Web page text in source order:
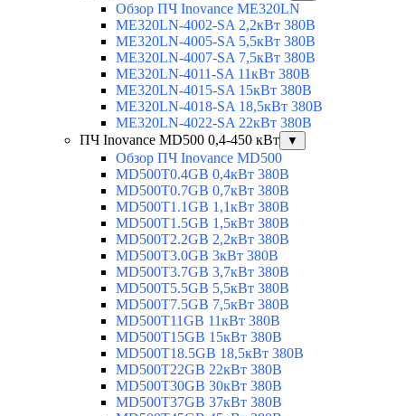
Обзор ПЧ Inovance ME320LN
ME320LN-4002-SA 2,2кВт 380В
ME320LN-4005-SA 5,5кВт 380В
ME320LN-4007-SA 7,5кВт 380В
ME320LN-4011-SA 11кВт 380В
ME320LN-4015-SA 15кВт 380В
ME320LN-4018-SA 18,5кВт 380В
ME320LN-4022-SA 22кВт 380В
ПЧ Inovance MD500 0,4-450 кВт
▼
Обзор ПЧ Inovance MD500
MD500T0.4GB 0,4кВт 380В
MD500T0.7GB 0,7кВт 380В
MD500T1.1GB 1,1кВт 380В
MD500T1.5GB 1,5кВт 380В
MD500T2.2GB 2,2кВт 380В
MD500T3.0GB 3кВт 380В
MD500T3.7GB 3,7кВт 380В
MD500T5.5GB 5,5кВт 380В
MD500T7.5GB 7,5кВт 380В
MD500T11GB 11кВт 380В
MD500T15GB 15кВт 380В
MD500T18.5GB 18,5кВт 380В
MD500T22GB 22кВт 380В
MD500T30GB 30кВт 380В
MD500T37GB 37кВт 380В